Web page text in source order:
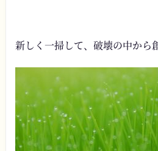
新しく一掃して、破壊の中から